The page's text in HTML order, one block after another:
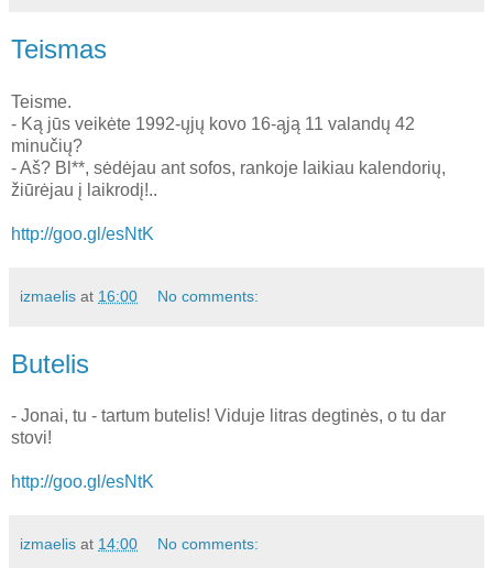
Teismas
Teisme.
- Ką jūs veikėte 1992-ųjų kovo 16-ąją 11 valandų 42
minučių?
- Aš? Bl**, sėdėjau ant sofos, rankoje laikiau kalendorių,
žiūrėjau į laikrodį!..
http://goo.gl/esNtK
izmaelis at 16:00 No comments:
Butelis
- Jonai, tu - tartum butelis! Viduje litras degtinės, o tu dar
stovi!
http://goo.gl/esNtK
izmaelis at 14:00 No comments: